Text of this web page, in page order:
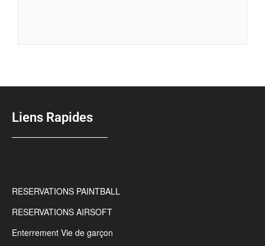
Liens Rapides
RESERVATIONS PAINTBALL
RESERVATIONS AIRSOFT
Enterrement Vie de garçon